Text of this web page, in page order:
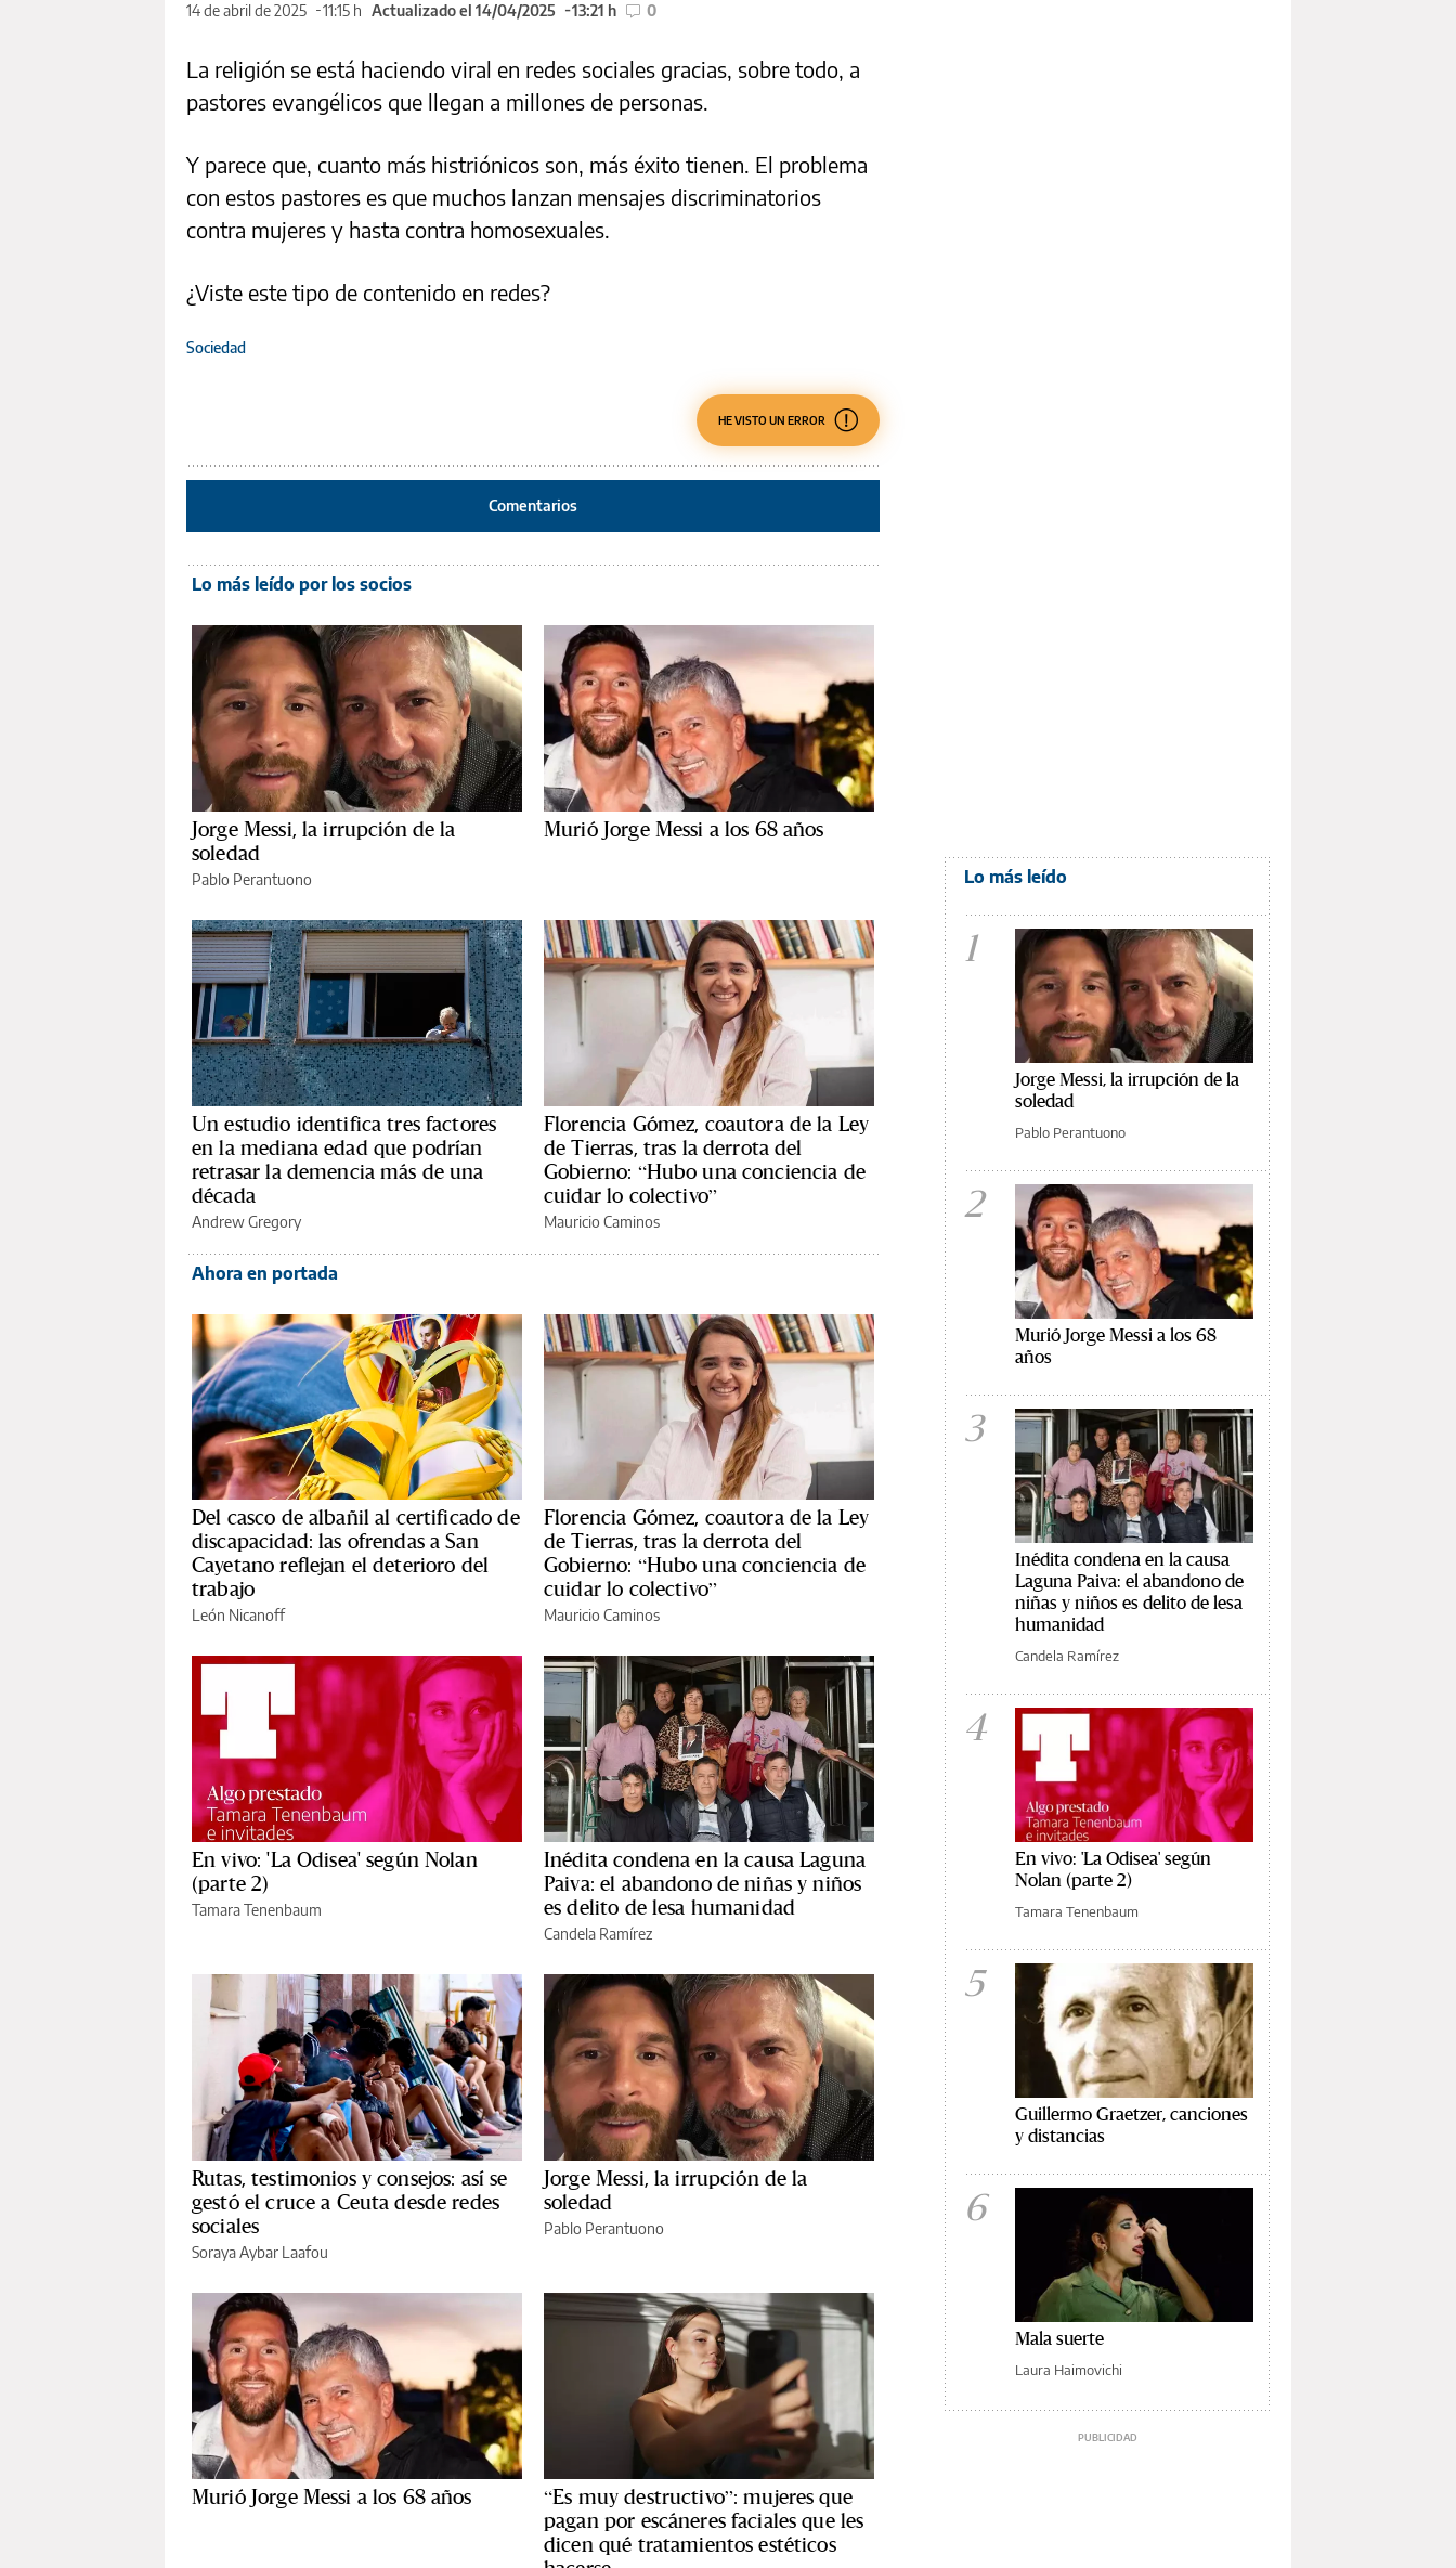
14 de abril de 2025 11:15 h Actualizado el 14/04/2025 13:21 h 0
La religión se está haciendo viral en redes sociales gracias, sobre todo, a
pastores evangélicos que llegan a millones de personas.
Y parece que, cuanto más histriónicos son, más éxito tienen. El problema
con estos pastores es que muchos lanzan mensajes discriminatorios
contra mujeres y hasta contra homosexuales.
¿Viste este tipo de contenido en redes?
Sociedad
HE VISTO UN ERROR
Comentarios
Lo más leído por los socios
Jorge Messi, la irrupción de la
soledad
Pablo Perantuono
Murió Jorge Messi a los 68 años
Un estudio identifica tres factores
en la mediana edad que podrían
retrasar la demencia más de una
década
Andrew Gregory
Florencia Gómez, coautora de la Ley
de Tierras, tras la derrota del
Gobierno: “Hubo una conciencia de
cuidar lo colectivo”
Mauricio Caminos
Ahora en portada
Del casco de albañil al certificado de
discapacidad: las ofrendas a San
Cayetano reflejan el deterioro del
trabajo
León Nicanoff
Florencia Gómez, coautora de la Ley
de Tierras, tras la derrota del
Gobierno: “Hubo una conciencia de
cuidar lo colectivo”
Mauricio Caminos
En vivo: 'La Odisea' según Nolan
(parte 2)
Tamara Tenenbaum
Inédita condena en la causa Laguna
Paiva: el abandono de niñas y niños
es delito de lesa humanidad
Candela Ramírez
Rutas, testimonios y consejos: así se
gestó el cruce a Ceuta desde redes
sociales
Soraya Aybar Laafou
Jorge Messi, la irrupción de la
soledad
Pablo Perantuono
Murió Jorge Messi a los 68 años
“Es muy destructivo”: mujeres que
pagan por escáneres faciales que les
dicen qué tratamientos estéticos
Lo más leído
1
Jorge Messi, la irrupción de la
soledad
Pablo Perantuono
2
Murió Jorge Messi a los 68
años
3
Inédita condena en la causa
Laguna Paiva: el abandono de
niñas y niños es delito de lesa
humanidad
Candela Ramírez
4
En vivo: 'La Odisea' según
Nolan (parte 2)
Tamara Tenenbaum
5
Guillermo Graetzer, canciones
y distancias
6
Mala suerte
Laura Haimovichi